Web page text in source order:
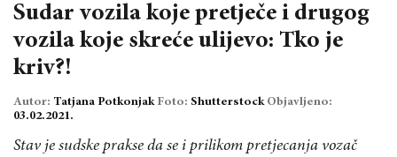
Sudar vozila koje pretječe i drugog
vozila koje skreće ulijevo: Tko je
kriv?!
Autor: Tatjana Potkonjak Foto: Shutterstock Objavljeno:
03.02.2021.
Stav je sudske prakse da se i prilikom pretjecanja vozač